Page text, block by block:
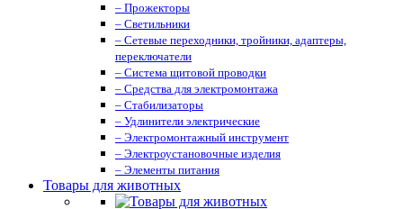
– Прожекторы
– Светильники
– Сетевые переходники, тройники, адаптеры,
переключатели
– Система щитовой проводки
– Средства для электромонтажа
– Стабилизаторы
– Удлинители электрические
– Электромонтажный инструмент
– Электроустановочные изделия
– Элементы питания
Товары для животных